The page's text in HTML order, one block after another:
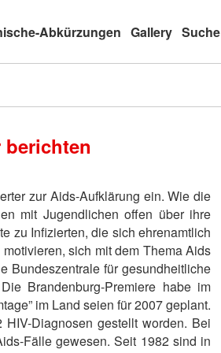
Abkürzungen Gallery Suche
zur Aids-Aufklärung ein. Wie die
mit Jugendlichen offen über ihre
zu Infizierten, die sich ehrenamtlich
sich mit dem Thema Aids
Bundeszentrale für gesundheitliche
Brandenburg-Premiere habe im
im Land seien für 2007 geplant.
Diagnosen gestellt worden. Bei
Fälle gewesen. Seit 1982 sind in